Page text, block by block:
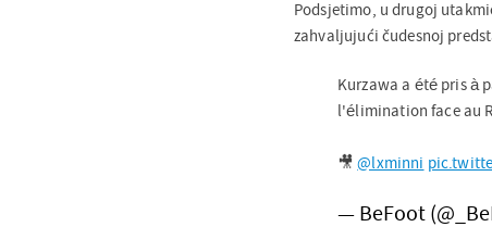
Podsjetimo, u drugoj
zahvaljujući čudesnoj
Kurzawa a été pris à
l'élimination face au
🎥@lxminni
— BeFoot